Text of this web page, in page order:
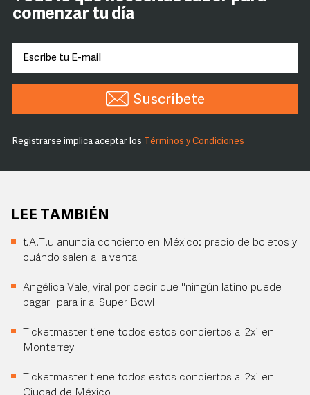
comenzar tu día
Suscríbete
Registrarse implica aceptar los Términos y Condiciones
LEE TAMBIÉN
t.A.T.u anuncia concierto en México: precio de boletos y
cuándo salen a la venta
Angélica Vale, viral por decir que "ningún latino puede
pagar" para ir al Super Bowl
Ticketmaster tiene todos estos conciertos al 2x1 en
Monterrey
Ticketmaster tiene todos estos conciertos al 2x1 en